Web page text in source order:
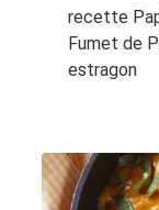
recette
Fumet de
estragon